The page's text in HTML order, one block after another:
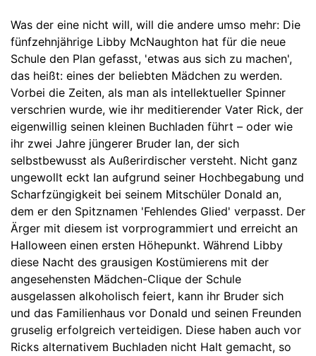
Was der eine nicht will, will die andere umso mehr: Die
fünfzehnjährige Libby McNaughton hat für die neue
Schule den Plan gefasst, 'etwas aus sich zu machen',
das heißt: eines der beliebten Mädchen zu werden.
Vorbei die Zeiten, als man als intellektueller Spinner
verschrien wurde, wie ihr meditierender Vater Rick, der
eigenwillig seinen kleinen Buchladen führt – oder wie
ihr zwei Jahre jüngerer Bruder Ian, der sich
selbstbewusst als Außerirdischer versteht. Nicht ganz
ungewollt eckt Ian aufgrund seiner Hochbegabung und
Scharfzüngigkeit bei seinem Mitschüler Donald an,
dem er den Spitznamen 'Fehlendes Glied' verpasst. Der
Ärger mit diesem ist vorprogrammiert und erreicht an
Halloween einen ersten Höhepunkt. Während Libby
diese Nacht des grausigen Kostümierens mit der
angesehensten Mädchen-Clique der Schule
ausgelassen alkoholisch feiert, kann ihr Bruder sich
und das Familienhaus vor Donald und seinen Freunden
gruselig erfolgreich verteidigen. Diese haben auch vor
Ricks alternativem Buchladen nicht Halt gemacht, so